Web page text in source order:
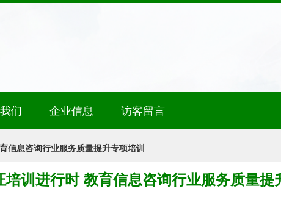
们 企业信息 访客留言
信息咨询行业服务质量提升专项培训
培训进行时 教育信息咨询行业服务质量提